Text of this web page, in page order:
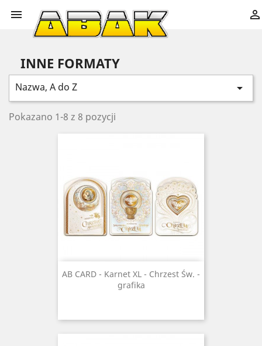
 
INNE FORMATY
Nazwa, A do Z 
Pokazano 1-8 z 8 pozycji
AB CARD - Karnet XL - Chrzest Św. -
grafika